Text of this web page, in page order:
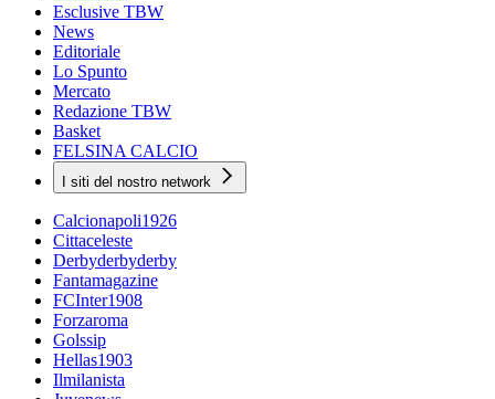
Esclusive TBW
News
Editoriale
Lo Spunto
Mercato
Redazione TBW
Basket
FELSINA CALCIO
I siti del nostro network
Calcionapoli1926
Cittaceleste
Derbyderbyderby
Fantamagazine
FCInter1908
Forzaroma
Golssip
Hellas1903
Ilmilanista